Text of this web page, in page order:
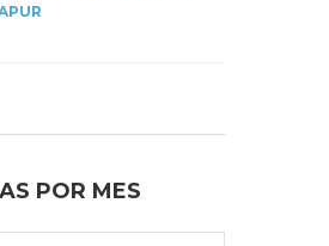
POR MES